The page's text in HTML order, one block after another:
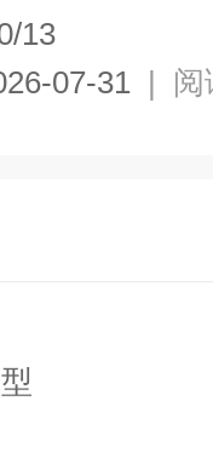
13
07-31 | 阅